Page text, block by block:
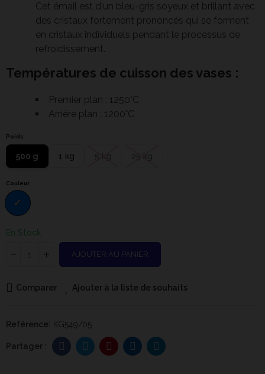
Cet émail est d'un bleu-gris soyeux et brillant avec
des cristaux fortement prononcés qui se forment
en cristaux individuels pendant le processus de
refroidissement.
Températures de cuisson des vases :
Premier plan : 1250°C
Arrière plan : 1200°C
Poids
500 g 1 kg
Couleur
En Stock
AJOUTER AU PANIER
Comparer Ajouter à la liste de souhaits
Reférence: KG549/05